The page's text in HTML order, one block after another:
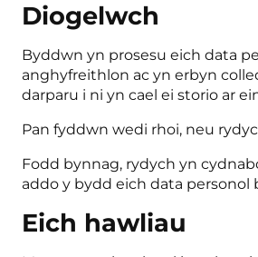
Diogelwch
Byddwn yn prosesu eich data
anghyfreithlon ac yn erbyn
darparu i ni yn cael ei storio ar
Pan fyddwn wedi rhoi, neu
Fodd bynnag, rydych yn
addo y bydd eich data personol
Eich hawliau